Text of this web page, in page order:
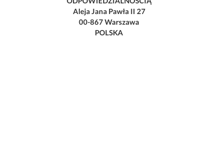
Aleja Jana Pawła II 27
00-867 Warszawa
POLSKA